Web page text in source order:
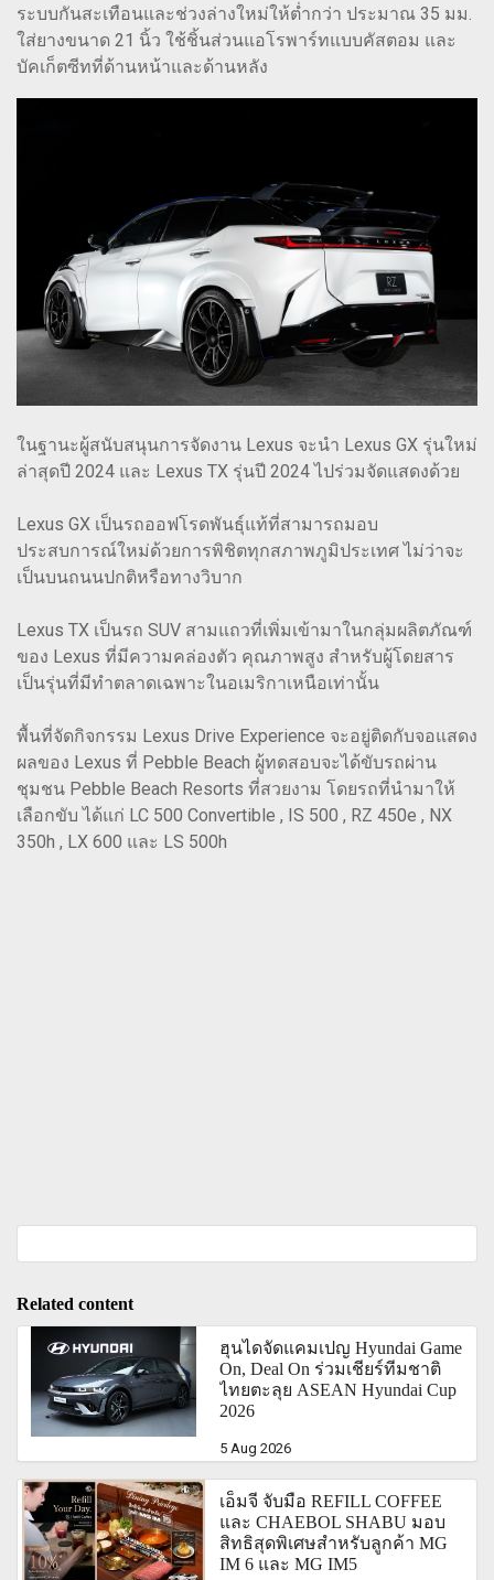
ระบบกันสะเทือนและช่วงล่างใหม่ให้ต่ำกว่า ประมาณ 35 มม.
ใส่ยางขนาด 21 นิ้ว ใช้ชิ้นส่วนแอโรพาร์ทแบบคัสตอม และ
บัคเก็ตซีทที่ด้านหน้าและด้านหลัง
ในฐานะผู้สนับสนุนการจัดงาน Lexus จะนำ Lexus GX รุ่นใหม่
ล่าสุดปี 2024 และ Lexus TX รุ่นปี 2024 ไปร่วมจัดแสดงด้วย
Lexus GX เป็นรถออฟโรดพันธุ์แท้ที่สามารถมอบ
ประสบการณ์ใหม่ด้วยการพิชิตทุกสภาพภูมิประเทศ ไม่ว่าจะ
เป็นบนถนนปกติหรือทางวิบาก
Lexus TX เป็นรถ SUV สามแถวที่เพิ่มเข้ามาในกลุ่มผลิตภัณฑ์
ของ Lexus ที่มีความคล่องตัว คุณภาพสูง สำหรับผู้โดยสาร
เป็นรุ่นที่มีทำตลาดเฉพาะในอเมริกาเหนือเท่านั้น
พื้นที่จัดกิจกรรม Lexus Drive Experience จะอยู่ติดกับจอแสดง
ผลของ Lexus ที่ Pebble Beach ผู้ทดสอบจะได้ขับรถผ่าน
ชุมชน Pebble Beach Resorts ที่สวยงาม โดยรถที่นำมาให้
เลือกขับ ได้แก่ LC 500 Convertible , IS 500 , RZ 450e , NX
350h , LX 600 และ LS 500h
Related content
ฮุนไดจัดแคมเปญ Hyundai Game
On, Deal On ร่วมเชียร์ทีมชาติ
ไทยตะลุย ASEAN Hyundai Cup
2026
5 Aug 2026
เอ็มจี จับมือ REFILL COFFEE
และ CHAEBOL SHABU มอบ
สิทธิสุดพิเศษสำหรับลูกค้า MG
IM 6 และ MG IM5